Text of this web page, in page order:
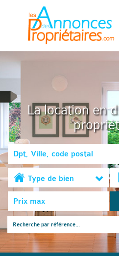
La location en
Type de bien